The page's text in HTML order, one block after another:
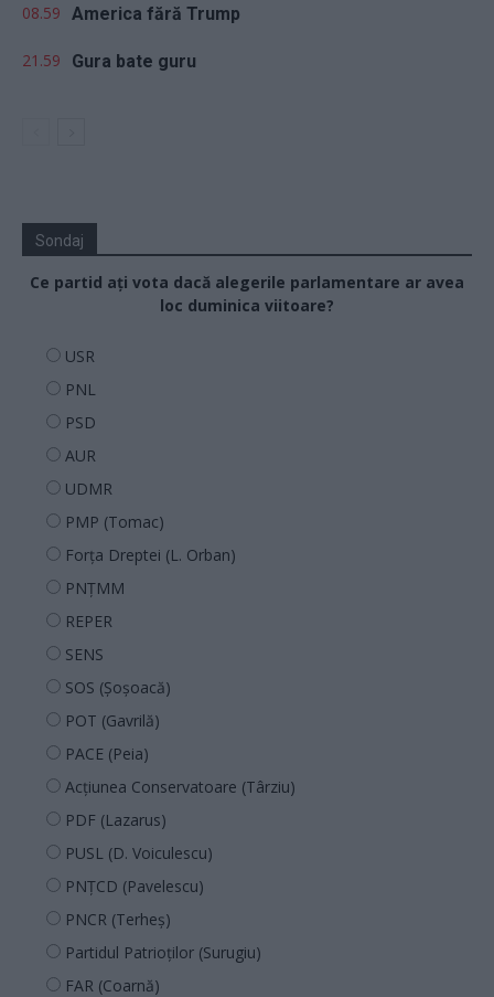
08.59 America fără Trump
21.59 Gura bate guru
Sondaj
Ce partid ați vota dacă alegerile parlamentare ar avea
loc duminica viitoare?
USR
PNL
PSD
AUR
UDMR
PMP (Tomac)
Forța Dreptei (L. Orban)
PNȚMM
REPER
SENS
SOS (Șoșoacă)
POT (Gavrilă)
PACE (Peia)
Acțiunea Conservatoare (Târziu)
PDF (Lazarus)
PUSL (D. Voiculescu)
PNȚCD (Pavelescu)
PNCR (Terheș)
Partidul Patrioților (Surugiu)
FAR (Coarnă)